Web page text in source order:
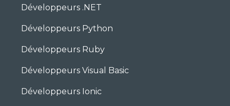
Développeurs .NET
Développeurs Python
Développeurs Ruby
Développeurs Visual Basic
Développeurs Ionic